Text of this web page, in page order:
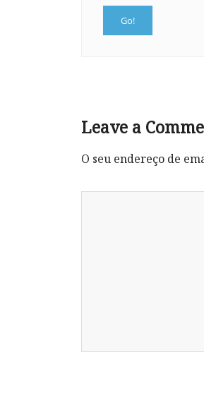
Leave a
O seu endereço de